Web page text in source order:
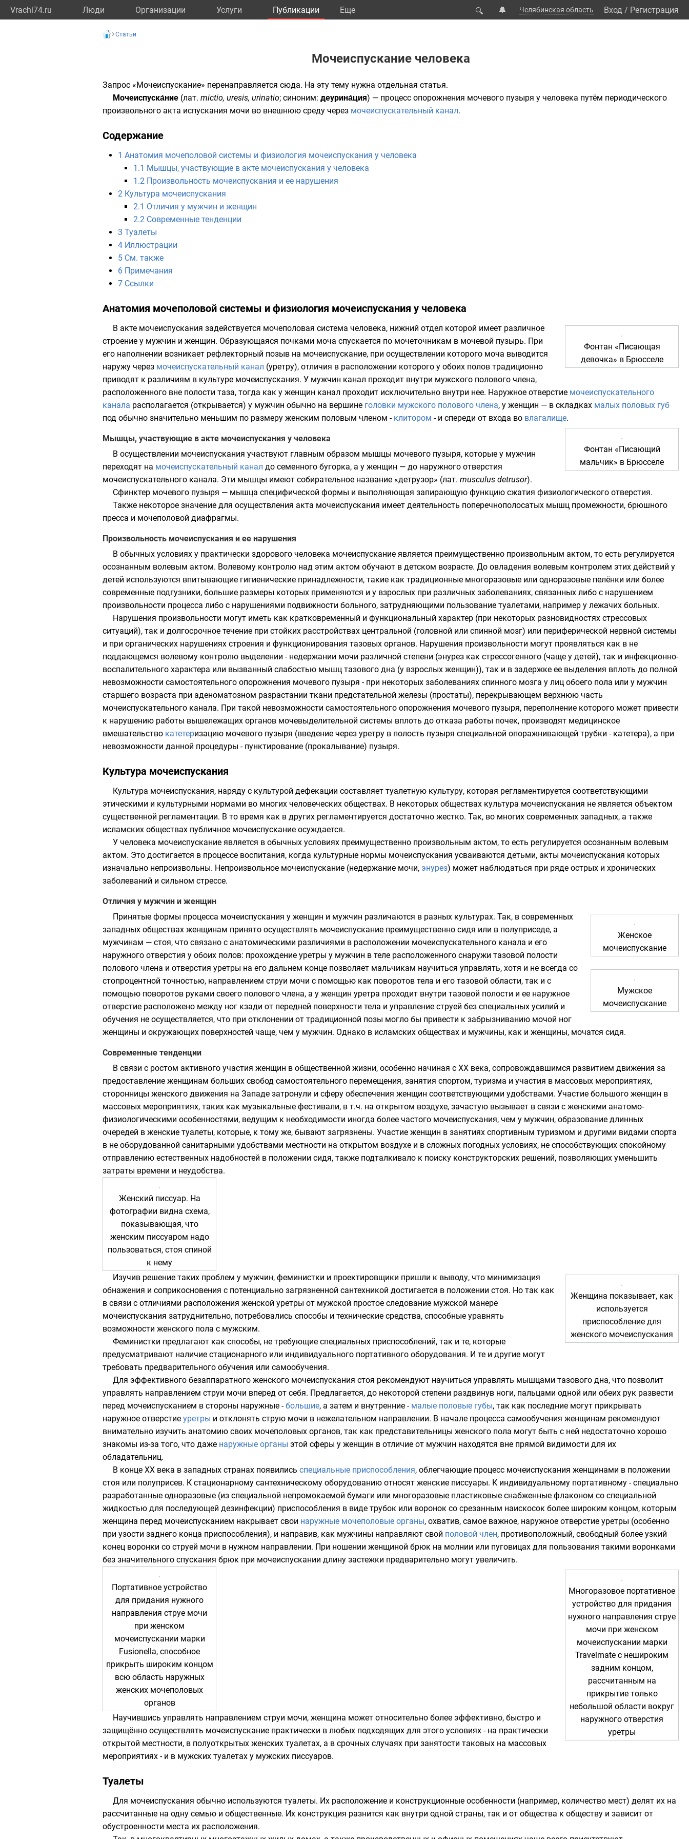
Vrachi74.ru Люди Организации Услуги Публикации Eще 🔍 🔔 Челябинская область Вход / Регистрация
Статьи
Мочеиспускание человека
Запрос «Мочеиспускание» перенаправляется сюда. На эту тему нужна отдельная статья.
Мочеиспуска́ние (лат. mictio, uresis, urinatio; синоним: деурина́ция) — процесс опорожнения мочевого пузыря у человека путём периодического
произвольного акта испускания мочи во внешнюю среду через мочеиспускательный канал.
Содержание
1 Анатомия мочеполовой системы и физиология мочеиспускания у человека
1.1 Мышцы, участвующие в акте мочеиспускания у человека
1.2 Произвольность мочеиспускания и ее нарушения
2 Культура мочеиспускания
2.1 Отличия у мужчин и женщин
2.2 Современные тенденции
3 Туалеты
4 Иллюстрации
5 См. также
6 Примечания
7 Ссылки
Анатомия мочеполовой системы и физиология мочеиспускания у человека
Фонтан «Писающая
девочка» в Брюсселе
В акте мочеиспускания задействуется мочеполовая система человека, нижний отдел которой имеет различное
строение у мужчин и женщин. Образующаяся почками моча спускается по мочеточникам в мочевой пузырь. При
его наполнении возникает рефлекторный позыв на мочеиспускание, при осуществлении которого моча выводится
наружу через мочеиспускательный канал (уретру), отличия в расположении которого у обоих полов традиционно
приводят к различиям в культуре мочеиспускания. У мужчин канал проходит внутри мужского полового члена,
расположенного вне полости таза, тогда как у женщин канал проходит исключительно внутри нее. Наружное отверстие мочеиспускательного
канала располагается (открывается) у мужчин обычно на вершине головки мужского полового члена, у женщин — в складках малых половых губ
под обычно значительно меньшим по размеру женским половым членом - клитором - и спереди от входа во влагалище.
Фонтан «Писающий
мальчик» в Брюсселе
Мышцы, участвующие в акте мочеиспускания у человека
В осуществлении мочеиспускания участвуют главным образом мышцы мочевого пузыря, которые у мужчин
переходят на мочеиспускательный канал до семенного бугорка, а у женщин — до наружного отверстия
мочеиспускательного канала. Эти мышцы имеют собирательное название «детрузор» (лат. musculus detrusor).
Сфинктер мочевого пузыря — мышца специфической формы и выполняющая запирающую функцию сжатия физиологического отверстия.
Также некоторое значение для осуществления акта мочеиспускания имеет деятельность поперечнополосатых мышц промежности, брюшного
пресса и мочеполовой диафрагмы.
Произвольность мочеиспускания и ее нарушения
В обычных условиях у практически здорового человека мочеиспускание является преимущественно произвольным актом, то есть регулируется
осознанным волевым актом. Волевому контролю над этим актом обучают в детском возрасте. До овладения волевым контролем этих действий у
детей используются впитывающие гигиенические принадлежности, такие как традиционные многоразовые или одноразовые пелёнки или более
современные подгузники, большие размеры которых применяются и у взрослых при различных заболеваниях, связанных либо с нарушением
произвольности процесса либо с нарушениями подвижности больного, затрудняющими пользование туалетами, например у лежачих больных.
Нарушения произвольности могут иметь как кратковременный и функциональный характер (при некоторых разновидностях стрессовых
ситуаций), так и долгосрочное течение при стойких расстройствах центральной (головной или спинной мозг) или периферической нервной системы
и при органических нарушениях строения и функционирования тазовых органов. Нарушения произвольности могут проявляться как в не
поддающемся волевому контролю выделении - недержании мочи различной степени (энурез как стрессогенного (чаще у детей), так и инфекционно-
воспалительного характера или вызванный слабостью мышц тазового дна (у взрослых женщин)), так и в задержке ее выделения вплоть до полной
невозможности самостоятельного опорожнения мочевого пузыря - при некоторых заболеваниях спинного мозга у лиц обоего пола или у мужчин
старшего возраста при аденоматозном разрастании ткани предстательной железы (простаты), перекрывающем верхнюю часть
мочеиспускательного канала. При такой невозможности самостоятельного опорожнения мочевого пузыря, переполнение которого может привести
к нарушению работы вышележащих органов мочевыделительной системы вплоть до отказа работы почек, производят медицинское
вмешательство катетеризацию мочевого пузыря (введение через уретру в полость пузыря специальной опоражнивающей трубки - катетера), а при
невозможности данной процедуры - пунктирование (прокалывание) пузыря.
Культура мочеиспускания
Культура мочеиспускания, наряду с культурой дефекации составляет туалетную культуру, которая регламентируется соответствующими
этическими и культурными нормами во многих человеческих обществах. В некоторых обществах культура мочеиспускания не является объектом
существенной регламентации. В то время как в других регламентируется достаточно жестко. Так, во многих современных западных, а также
исламских обществах публичное мочеиспускание осуждается.
У человека мочеиспускание является в обычных условиях преимущественно произвольным актом, то есть регулируется осознанным волевым
актом. Это достигается в процессе воспитания, когда культурные нормы мочеиспускания усваиваются детьми, акты мочеиспускания которых
изначально непроизвольны. Непроизвольное мочеиспускание (недержание мочи, энурез) может наблюдаться при ряде острых и хронических
заболеваний и сильном стрессе.
Отличия у мужчин и женщин
Женское
мочеиспускание
Мужское
мочеиспускание
Принятые формы процесса мочеиспускания у женщин и мужчин различаются в разных культурах. Так, в современных
западных обществах женщинам принято осуществлять мочеиспускание преимущественно сидя или в полуприседе, а
мужчинам — стоя, что связано с анатомическими различиями в расположении мочеиспускательного канала и его
наружного отверстия у обоих полов: прохождение уретры у мужчин в теле расположенного снаружи тазовой полости
полового члена и отверстия уретры на его дальнем конце позволяет мальчикам научиться управлять, хотя и не всегда со
стопроцентной точностью, направлением струи мочи с помощью как поворотов тела и его тазовой области, так и с
помощью поворотов руками своего полового члена, а у женщин уретра проходит внутри тазовой полости и ее наружное
отверстие расположено между ног кзади от передней поверхности тела и управление струей без специальных усилий и
обучения не осуществляется, что при отклонении от традиционной позы могло бы привести к забрызниванию мочой ног
женщины и окружающих поверхностей чаще, чем у мужчин. Однако в исламских обществах и мужчины, как и женщины, мочатся сидя.
Современные тенденции
В связи с ростом активного участия женщин в общественной жизни, особенно начиная с XX века, сопровождавшимся развитием движения за
предоставление женщинам больших свобод самостоятельного перемещения, занятия спортом, туризма и участия в массовых мероприятиях,
сторонницы женского движения на Западе затронули и сферу обеспечения женщин соответствующими удобствами. Участие большого женщин в
массовых мероприятиях, таких как музыкальные фестивали, в т.ч. на открытом воздухе, зачастую вызывает в связи с женскими анатомо-
физиологическими особенностями, ведущим к необходимости иногда более частого мочеиспускания, чем у мужчин, образование длинных
очередей в женские туалеты, которые, к тому же, бывают загрязнены. Участие женщин в занятиях спортивным туризмом и другими видами спорта
в не оборудованной санитарными удобствами местности на открытом воздухе и в сложных погодных условиях, не способствующих спокойному
отправлению естественных надобностей в положении сидя, также подталкивало к поиску конструкторских решений, позволяющих уменьшить
затраты времени и неудобства.
Женский писсуар. На
фотографии видна схема,
показывающая, что
женским писсуаром надо
пользоваться, стоя спиной
к нему
Женщина показывает, как
используется
приспособление для
женского мочеиспускания
Изучив решение таких проблем у мужчин, феминистки и проектировщики пришли к выводу, что минимизация
обнажения и соприкосновения с потенциально загрязненной сантехникой достигается в положении стоя. Но так как
в связи с отличиями расположения женской уретры от мужской простое следование мужской манере
мочеиспускания затруднительно, потребовались способы и технические средства, способные уравнять
возможности женского пола с мужским.
Феминистки предлагают как способы, не требующие специальных приспособлений, так и те, которые
предусматривают наличие стационарного или индивидуального портативного оборудования. И те и другие могут
требовать предварительного обучения или самообучения.
Для эффективного безаппаратного женского мочеиспускания стоя рекомендуют научиться управлять мышцами тазового дна, что позволит
управлять направлением струи мочи вперед от себя. Предлагается, до некоторой степени раздвинув ноги, пальцами одной или обеих рук развести
перед мочеиспусканием в стороны наружные -большие, а затем и внутренние - малые половые губы, так как последние могут прикрывать
наружное отверстие уретры и отклонять струю мочи в нежелательном направлении. В начале процесса самообучения женщинам рекомендуют
внимательно изучить анатомию своих мочеполовых органов, так как представительницы женского пола могут быть с ней недостаточно хорошо
знакомы из-за того, что даже наружные органы этой сферы у женщин в отличие от мужчин находятся вне прямой видимости для их
обладательниц.
В конце XX века в западных странах появились специальные приспособления, облегчающие процесс мочеиспускания женщинами в положении
стоя или полуприсев. К стационарному сантехническому оборудованию относят женские писсуары. К индивидуальному портативному - специально
разработанные одноразовые (из специальной непромокаемой бумаги или многоразовые пластиковые снабженные флаконом со специальной
жидкостью для последующей дезинфекции) приспособления в виде трубок или воронок со срезанным наискосок более широким концом, которым
женщина перед мочеиспусканием накрывает свои наружные мочеполовые органы, охватив, самое важное, наружное отверстие уретры (особенно
при узости заднего конца приспособления), и направив, как мужчины направляют свой половой член, противоположный, свободный более узкий
конец воронки со струей мочи в нужном направлении. При ношении женщиной брюк на молнии или пуговицах для пользования такими воронками
без значительного спускания брюк при мочеиспускании длину застежки предварительно могут увеличить.
Многоразовое портативное
устройство для придания
нужного направления струе
мочи при женском
мочеиспускании марки
Travelmate с нешироким
задним концом,
рассчитанным на
прикрытие только
небольшой области вокруг
наружного отверстия
уретры
Портативное устройство
для придания нужного
направления струе мочи
при женском
мочеиспускании марки
Fusionella, способное
прикрыть широким концом
всю область наружных
женских мочеполовых
органов
Научившись управлять направлением струи мочи, женщина может относительно более эффективно, быстро и
защищённо осуществлять мочеиспускание практически в любых подходящих для этого условиях - на практически
открытой местности, в полуоткрытых женских туалетах, а в срочных случаях при занятости таковых на массовых
мероприятиях - и в мужских туалетах у мужских писсуаров.
Туалеты
Для мочеиспускания обычно используются туалеты. Их расположение и конструкционные особенности (например, количество мест) делят их на
рассчитанные на одну семью и общественные. Их конструкция разнится как внутри одной страны, так и от общества к обществу и зависит от
обустроенности места их расположения.